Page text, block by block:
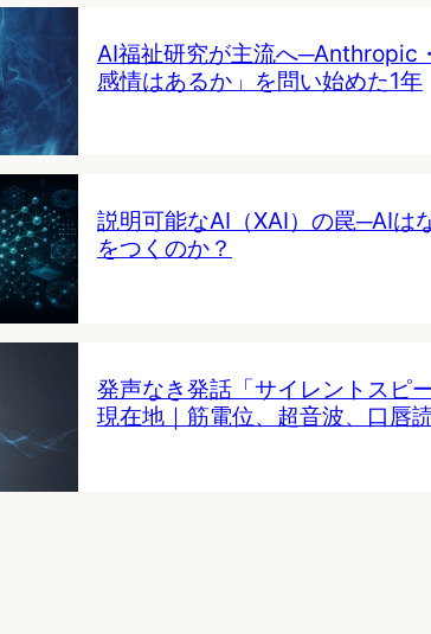
AI福祉研究が主流へ─Anthropic
感情はあるか」を問い始めた1年
説明可能なAI（XAI）の罠─AIは
をつくのか？
発声なき発話「サイレントスピ
現在地｜筋電位、超音波、口唇